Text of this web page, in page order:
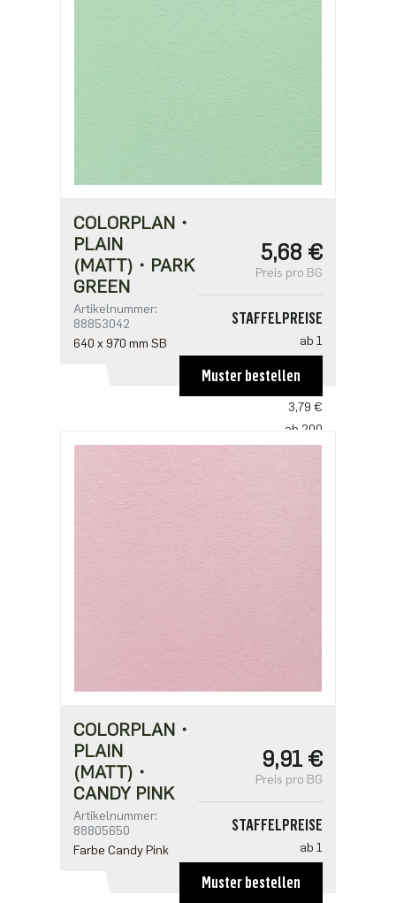
COLORPLAN・
PLAIN
(MATT)・PARK
GREEN
Artikelnummer:
88853042
640 x 970 mm SB
5,68 €
Preis pro BG
STAFFELPREISE
ab 1
ab 100
3,79 €
ab 200
Muster bestellen
COLORPLAN・
PLAIN
(MATT)・
CANDY PINK
Artikelnummer:
88805650
Farbe Candy Pink
9,91 €
Preis pro BG
STAFFELPREISE
ab 1
ab 50
Muster bestellen